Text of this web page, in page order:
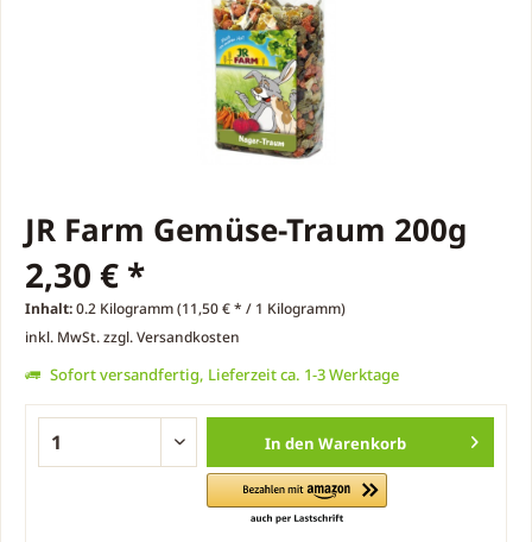
JR Farm Gemüse-Traum 200g
2,30 € *
Inhalt:0.2 Kilogramm (11,50 € * / 1 Kilogramm)
inkl. MwSt.zzgl. Versandkosten
Sofort versandfertig, Lieferzeit ca. 1-3 Werktage
In den Warenkorb